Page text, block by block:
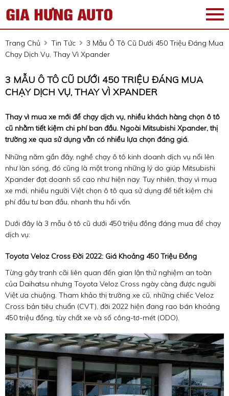
Trang Chủ Tin Tức
3 Mẫu Ô Tô Cũ Dưới 450 Triệu Đáng Mua
Chạy Dịch Vụ, Thay Vì Xpander
3 MẪU Ô TÔ CŨ DƯỚI 450 TRIỆU ĐÁNG MUA
CHẠY DỊCH VỤ, THAY VÌ XPANDER
Thay vì mua xe mới để chạy dịch vụ, nhiều khách hàng chọn ô tô
cũ nhằm tiết kiệm chi phí ban đầu. Ngoài Mitsubishi Xpander, thị
trường xe qua sử dụng vẫn có nhiều lựa chọn đáng giá.
Những năm gần đây, nghề chạy ô tô kinh doanh dịch vụ nổi lên
như làn sóng, đó cũng là một trong những lý do giúp Mitsubishi
Xpander đạt doanh số cao như hiện nay. Tuy nhiên, thay vì mua
xe mới, nhiều người Việt chọn ô tô qua sử dụng để tiết kiệm chi
phí đầu tư ban đầu, nhanh thu hồi vốn.
Dưới đây là 3 mẫu ô tô cũ dưới 450 triệu đồng đáng mua để chạy
dịch vụ:
Toyota Veloz Cross Đời 2022: Giá Khoảng 450 Triệu Đồng
Từng gây tranh cãi liên quan đến gian lận thử nghiệm an toàn
của Daihatsu nhưng Toyota Veloz Cross ngày càng được người
Việt ưa chuộng. Tham khảo thị trường xe cũ, những chiếc Veloz
Cross bản tiêu chuẩn (CVT), đời 2022 hiện đang rao bán khoảng
450 triệu đồng, tùy chất xe và số công-tơ-mét (ODO).